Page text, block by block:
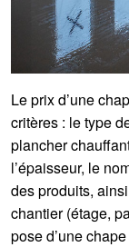
Le prix d’une
critères : le type
plancher
l’épaisseur, le
des produits,
chantier (étage,
pose d’une